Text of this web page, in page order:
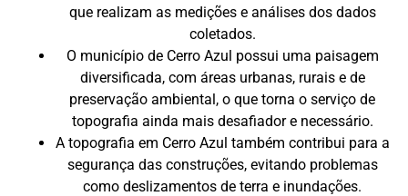
que realizam as medições e análises dos dados
coletados.
O município de Cerro Azul possui uma paisagem
diversificada, com áreas urbanas, rurais e de
preservação ambiental, o que torna o serviço de
topografia ainda mais desafiador e necessário.
A topografia em Cerro Azul também contribui para a
segurança das construções, evitando problemas
como deslizamentos de terra e inundações.